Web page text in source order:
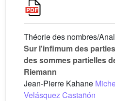
Théorie des nombres/
Sur l'infimum des
des sommes partielles
Riemann
Jean-Pierre Kahane
Velásquez Castañón